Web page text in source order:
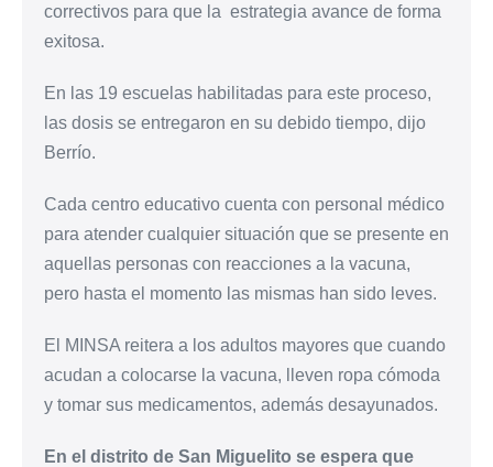
correctivos para que la estrategia avance de forma
exitosa.
En las 19 escuelas habilitadas para este proceso,
las dosis se entregaron en su debido tiempo, dijo
Berrío.
Cada centro educativo cuenta con personal médico
para atender cualquier situación que se presente en
aquellas personas con reacciones a la vacuna,
pero hasta el momento las mismas han sido leves.
El MINSA reitera a los adultos mayores que cuando
acudan a colocarse la vacuna, lleven ropa cómoda
y tomar sus medicamentos, además desayunados.
En el distrito de San Miguelito se espera que